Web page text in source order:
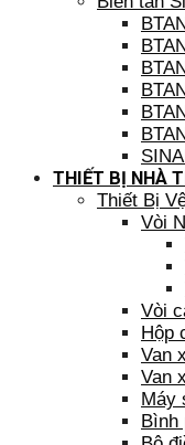
THIẾT BỊ NHÀ
Thiết Bị
Vòi
Vòi
Hộp
Van
Van
Máy
Bình